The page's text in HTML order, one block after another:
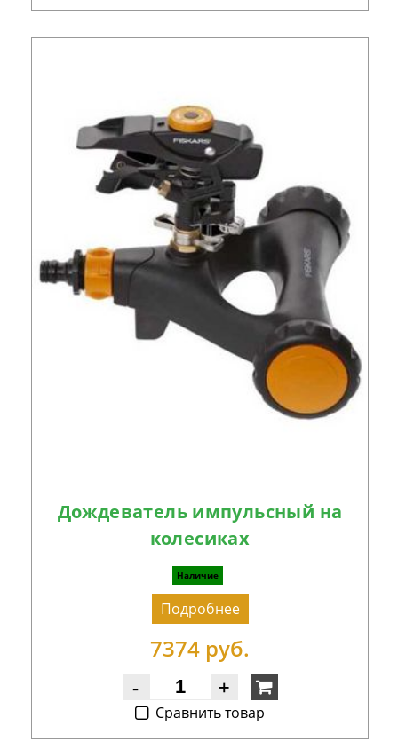
Дождеватель импульсный на
колесиках
Наличие
Подробнее
7374 руб.
- +
Cравнить товар